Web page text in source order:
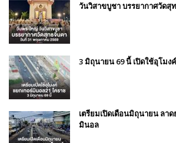
วันวิสาขบูชา บรรยากาศวัดสุ
3 มิถุนายน 69 นี้ เปิดใช้อุโม
เตรียมเปิดเดือนมิถุนายน ลา
มินอล